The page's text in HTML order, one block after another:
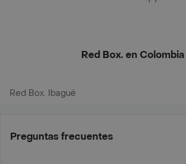
Red Box. en Colombia
Red Box. Ibagué
Preguntas frecuentes